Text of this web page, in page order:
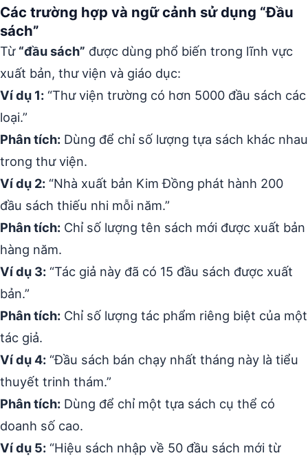
Các trường hợp và ngữ cảnh sử dụng “Đầu
sách”
Từ “đầu sách” được dùng phổ biến trong lĩnh vực
xuất bản, thư viện và giáo dục:
Ví dụ 1: “Thư viện trường có hơn 5000 đầu sách các
loại.”
Phân tích: Dùng để chỉ số lượng tựa sách khác nhau
trong thư viện.
Ví dụ 2: “Nhà xuất bản Kim Đồng phát hành 200
đầu sách thiếu nhi mỗi năm.”
Phân tích: Chỉ số lượng tên sách mới được xuất bản
hàng năm.
Ví dụ 3: “Tác giả này đã có 15 đầu sách được xuất
bản.”
Phân tích: Chỉ số lượng tác phẩm riêng biệt của một
tác giả.
Ví dụ 4: “Đầu sách bán chạy nhất tháng này là tiểu
thuyết trinh thám.”
Phân tích: Dùng để chỉ một tựa sách cụ thể có
doanh số cao.
Ví dụ 5: “Hiệu sách nhập về 50 đầu sách mới từ